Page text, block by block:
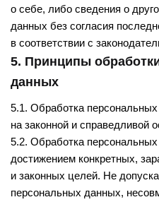
о себе, либо сведения о
данных без согласия
в соответствии с
5. Принципы
данных
5.1. Обработка
на законной и справедливой
5.2. Обработка
достижением конкретных,
и законных целей. Не
персональных данных,